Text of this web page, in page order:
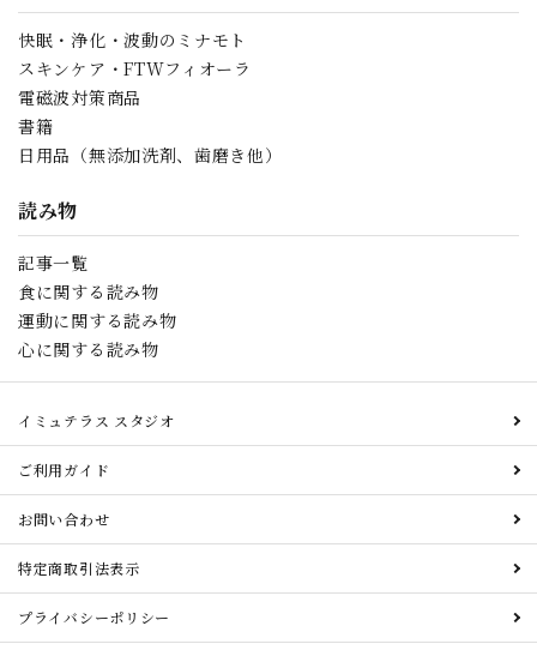
快眠・浄化・波動のミナモト
スキンケア・FTWフィオーラ
電磁波対策商品
書籍
日用品（無添加洗剤、歯磨き他）
読み物
記事一覧
食に関する読み物
運動に関する読み物
心に関する読み物
イミュテラス スタジオ
ご利用ガイド
お問い合わせ
特定商取引法表示
プライバシーポリシー